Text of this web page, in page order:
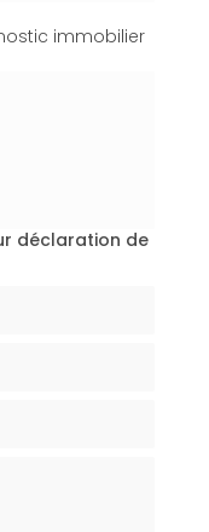
immobilier
déclaration de